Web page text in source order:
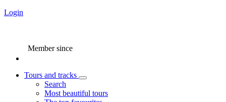
Login
Member since
Tours and tracks
Search
Most beautiful tours